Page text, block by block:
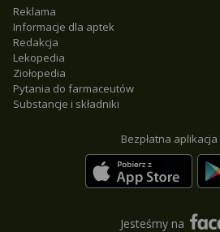
Reklama
Informacje dla aptek
Redakcja
Lekopedia
Ziołopedia
Pytania do farmaceutów
Substancje i składniki
Bezpłatna
Jesteśmy na